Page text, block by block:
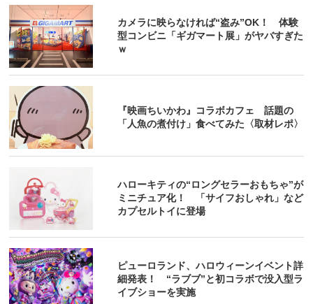
カメラに映らなければ“盗み”OK！ 体験
型コンビニ「ギガマート展」がヤバすぎた
ｗ
『映画ちいかわ』コラボカフェ 話題の
「人魚の煮付け」食べてみた〈取材レポ〉
ハローキティの“ロングセラーおもちゃ”が
ミニチュア化！ 「サイフおしゃれ」など
カプセルトイに登場
ピューロランド、ハロウィーンイベント詳
細発表！ “ラブブ”と初コラボで没入型ラ
イブショーを実施